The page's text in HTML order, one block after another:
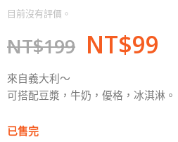
目前沒有評價。
NT$199 NT$99
來自義大利～
可搭配豆漿，牛奶，優格，冰淇淋。
已售完